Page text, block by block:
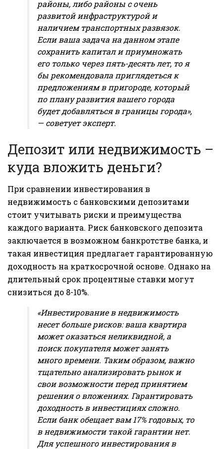
районы, либо районы с очень
развитой инфраструктурой и
наличием транспортных развязок.
Если ваша задача на данном этапе
сохранить капитал и приумножать
его только через пять-десять лет, то я
бы рекомендовала приглядеться к
предложениям в пригороде, который
по плану развития вашего города
будет добавляться в границы города»,
— советует эксперт.
Депозит или недвижимость –
куда вложить деньги?
При сравнении инвестирования в
недвижимость с банковскими депозитами
стоит учитывать риски и преимущества
каждого варианта. Риск банковского депозита
заключается в возможном банкротстве банка, и
такая инвестиция предлагает гарантированную
доходность на краткосрочной основе. Однако на
длительный срок процентные ставки могут
снизиться до 8-10%.
«Инвестирование в недвижимость
несет больше рисков: ваша квартира
может оказаться неликвидной, а
поиск покупателя может занять
много времени. Таким образом, важно
тщательно анализировать рынок и
свои возможности перед принятием
решения о вложениях. Гарантировать
доходность в инвестициях сложно.
Если банк обещает вам 17% годовых, то
в недвижимости такой гарантии нет.
Для успешного инвестирования в